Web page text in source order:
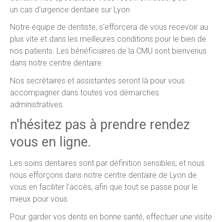
un cas d'urgence dentaire sur Lyon
Notre équipe de dentiste, s'efforcera de vous recevoir au
plus vite et dans les meilleures conditions pour le bien de
nos patients. Les bénéficiaires de la CMU sont bienvenus
dans notre centre dentaire.
Nos secrétaires et assistantes seront là pour vous
accompagner dans toutes vos démarches
administratives.
n'hésitez pas à prendre rendez
vous en ligne.
Les soins dentaires sont par définition sensibles, et nous
nous efforçons dans notre centre dentaire de Lyon de
vous en faciliter l'accès, afin que tout se passe pour le
mieux pour vous.
Pour garder vos dents en bonne santé, effectuer une visite